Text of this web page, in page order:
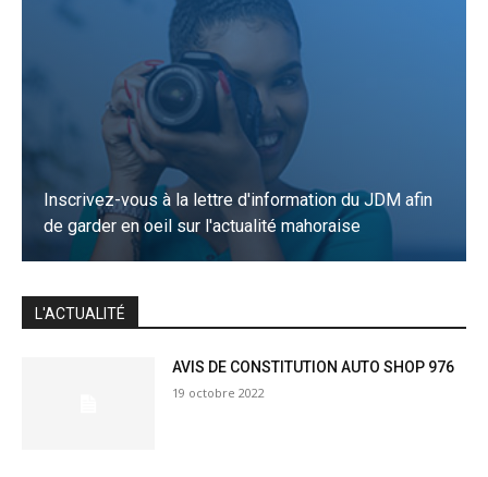
Inscrivez-vous à la lettre d'information du JDM afin
de garder en oeil sur l'actualité mahoraise
JE M'INSCRIS
L'ACTUALITÉ
AVIS DE CONSTITUTION AUTO SHOP 976
19 octobre 2022